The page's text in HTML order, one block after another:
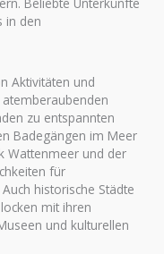
Beliebte Unterkünfte
in den
Aktivitäten und
zu entspannten
Badegängen im Meer
Wattenmeer und der
für
historische Städte
mit ihren
und kulturellen